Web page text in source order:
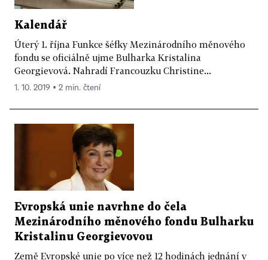
Kalendář
Úterý 1. října Funkce šéfky Mezinárodního měnového
fondu se oficiálně ujme Bulharka Kristalina
Georgievová. Nahradí Francouzku Christine...
1. 10. 2019 ▪ 2 min. čtení
Evropská unie navrhne do čela
Mezinárodního měnového fondu Bulharku
Kristalinu Georgievovou
Země Evropské unie po více než 12 hodinách jednání v